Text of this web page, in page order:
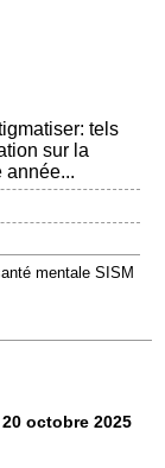
tels
sur la
année...
mentale SISM
octobre 2025